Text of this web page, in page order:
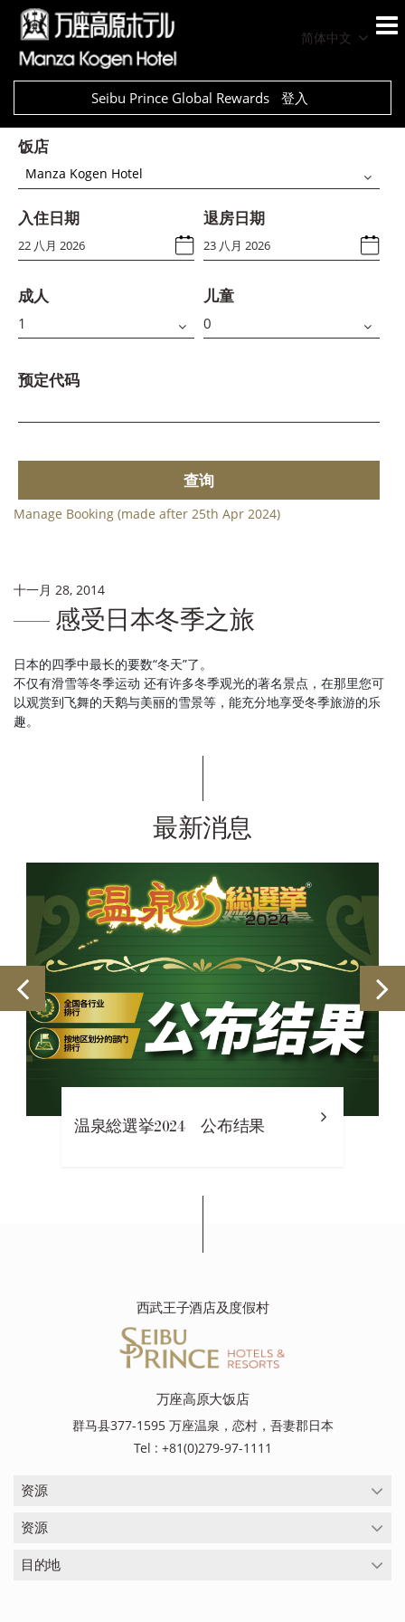
简体中文
Seibu Prince Global Rewards 登入
饭店
Manza Kogen Hotel
入住日期 退房日期
成人 儿童
预定代码
查询
Manage Booking (made after 25th Apr 2024)
十一月 28, 2014
感受日本冬季之旅
日本的四季中最长的要数“冬天”了。
不仅有滑雪等冬季运动 还有许多冬季观光的著名景点，在那里您可
以观赏到飞舞的天鹅与美丽的雪景等，能充分地享受冬季旅游的乐
趣。
最新消息
温泉総選挙2024 公布结果
西武王子酒店及度假村
万座高原大饭店
群马县377-1595 万座温泉，恋村，吾妻郡日本
Tel : +81(0)279-97-1111
资源
资源
目的地